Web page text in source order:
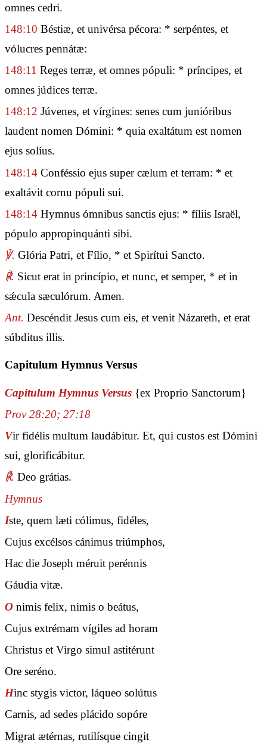
omnes cedri.
148:10 Béstiæ, et univérsa pécora: * serpéntes, et
vólucres pennátæ:
148:11 Reges terræ, et omnes pópuli: * príncipes, et
omnes júdices terræ.
148:12 Júvenes, et vírgines: senes cum junióribus
laudent nomen Dómini: * quia exaltátum est nomen
ejus solíus.
148:14 Conféssio ejus super cælum et terram: * et
exaltávit cornu pópuli sui.
148:14 Hymnus ómnibus sanctis ejus: * fíliis Israël,
pópulo appropinquánti sibi.
℣. Glória Patri, et Fílio, * et Spirítui Sancto.
℟. Sicut erat in princípio, et nunc, et semper, * et in
sǽcula sæculórum. Amen.
Ant. Descéndit Jesus cum eis, et venit Názareth, et erat
súbditus illis.
Capitulum Hymnus Versus
Capitulum Hymnus Versus {ex Proprio Sanctorum}
Prov 28:20; 27:18
Vir fidélis multum laudábitur. Et, qui custos est Dómini
sui, glorificábitur.
℟. Deo grátias.
Hymnus
Iste, quem læti cólimus, fidéles,
Cujus excélsos cánimus triúmphos,
Hac die Joseph méruit perénnis
Gáudia vitæ.
O nimis felix, nimis o beátus,
Cujus extrémam vígiles ad horam
Christus et Virgo simul astitérunt
Ore seréno.
Hinc stygis victor, láqueo solútus
Carnis, ad sedes plácido sopóre
Migrat ætérnas, rutilísque cingit